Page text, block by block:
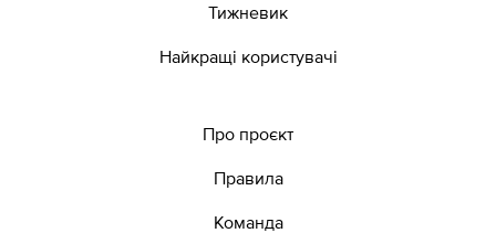
Тижневик
Найкращі користувачі
Про проєкт
Правила
Команда